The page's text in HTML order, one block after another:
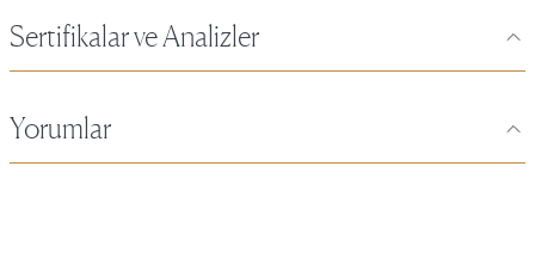
Sertifikalar ve Analizler
Yorumlar